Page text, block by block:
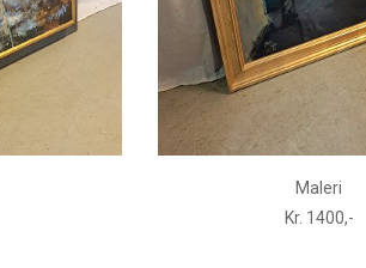
Maleri
Kr. 1400,-